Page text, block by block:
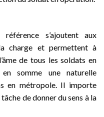
s’ajoutent aux
charge et permettent à
de tous les soldats en
somme une naturelle
en métropole. Il importe
de donner du sens à la